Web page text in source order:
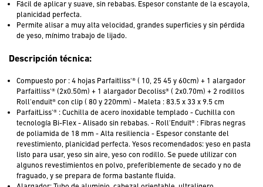
Fácil de aplicar y suave, sin rebabas. Espesor constante de la escayola,
planicidad perfecta.
Permite alisar a muy alta velocidad, grandes superficies y sin pérdida
de yeso, mínimo trabajo de lijado.
Descripción técnica:
Compuesto por : 4 hojas Parfaitliss'® ( 10, 25 45 y 60cm) + 1 alargador
Parfaitliss'® (2x0.50m) + 1 alargador Decoliss® ( 2x0.70m) + 2 rodillos
Roll'enduit® con clip ( 80 y 220mm) - Maleta : 83.5 x 33 x 9.5 cm
ParfaitLiss'® : Cuchilla de acero inoxidable templado - Cuchilla con
tecnología Bi-Flex - Alisado sin rebabas. - Roll'Enduit® : Fibras negras
de poliamida de 18 mm - Alta resiliencia - Espesor constante del
revestimiento, planicidad perfecta. Yesos recomendados: yeso en pasta
listo para usar, yeso sin aire, yeso con rodillo. Se puede utilizar con
algunos revestimientos en polvo, preferiblemente de secado y no de
fraguado, y se prepara de forma bastante fluida.